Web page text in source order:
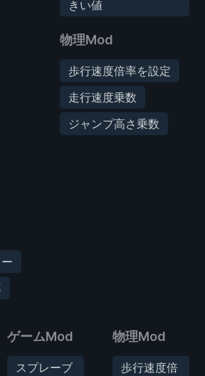
きい値
物理Mod
歩行速度倍率を設定
走行速度乗数
ジャンプ高さ乗数
ゲームMod
スプレーブ
物理Mod
歩行速度倍